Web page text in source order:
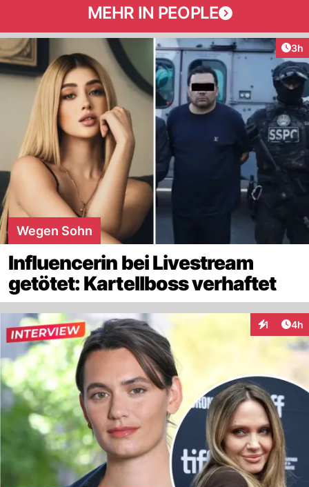
MEHR IN PEOPLE
3h
Wegen Sohn
Influencerin bei Livestream
getötet: Kartellboss verhaftet
1 4h